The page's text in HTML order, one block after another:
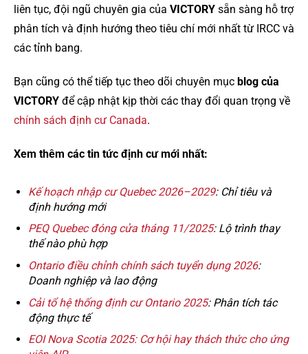
liên tục, đội ngũ chuyên gia của VICTORY sẵn sàng hỗ trợ
phân tích và định hướng theo tiêu chí mới nhất từ IRCC và
các tỉnh bang.
Bạn cũng có thể tiếp tục theo dõi chuyên mục blog của
VICTORY để cập nhật kịp thời các thay đổi quan trọng về
chính sách định cư Canada.
Xem thêm các tin tức định cư mới nhất:
Kế hoạch nhập cư Quebec 2026–2029: Chỉ tiêu và
định hướng mới
PEQ Quebec đóng cửa tháng 11/2025: Lộ trình thay
thế nào phù hợp
Ontario điều chỉnh chính sách tuyển dụng 2026:
Doanh nghiệp và lao động
Cải tổ hệ thống định cư Ontario 2025: Phân tích tác
động thực tế
EOI Nova Scotia 2025: Cơ hội hay thách thức cho ứng